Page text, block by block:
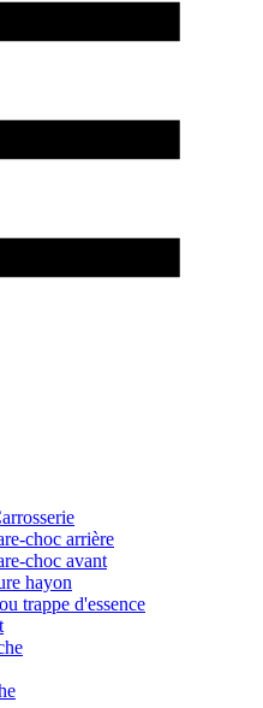
choc arrière
choc avant
hayon
trappe d'essence